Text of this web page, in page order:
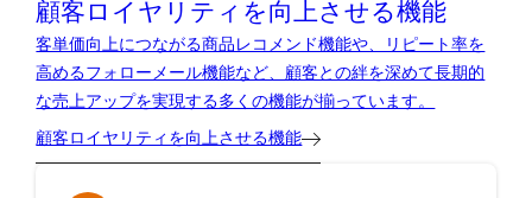
顧客ロイヤリティを向上させる機能
客単価向上につながる商品レコメンド機能や、リピート率を
高めるフォローメール機能など、顧客との絆を深めて長期的
な売上アップを実現する多くの機能が揃っています。
顧客ロイヤリティを向上させる機能